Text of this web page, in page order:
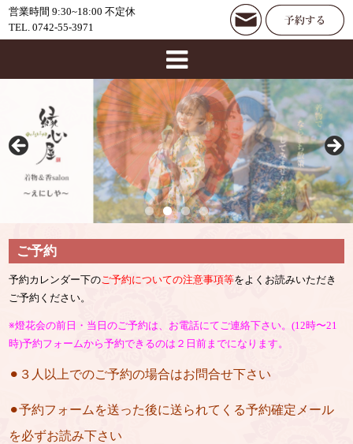
営業時間 9:30~18:00 不定休
TEL. 0742-55-3971
ご予約
予約カレンダー下のご予約についての注意事項等をよくお読みいただき
ご予約ください。
※燈花会の前日・当日のご予約は、お電話にてご連絡下さい。(12時〜21
時)予約フォームから予約できるのは２日前までになります。
⚫︎３人以上でのご予約の場合はお問合せ下さい
⚫︎予約フォームを送った後に送られてくる予約確定メール
を必ずお読み下さい